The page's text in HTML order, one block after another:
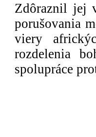
Zdôraznil jej
porušovania
viery
rozdelenia
spolupráce